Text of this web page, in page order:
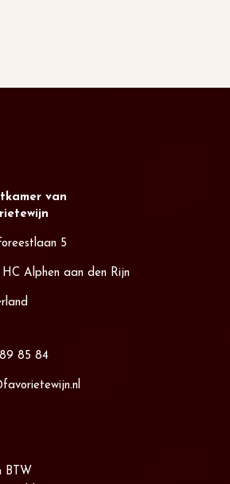
van
5
Alphen aan den Rijn
85 84
BTW